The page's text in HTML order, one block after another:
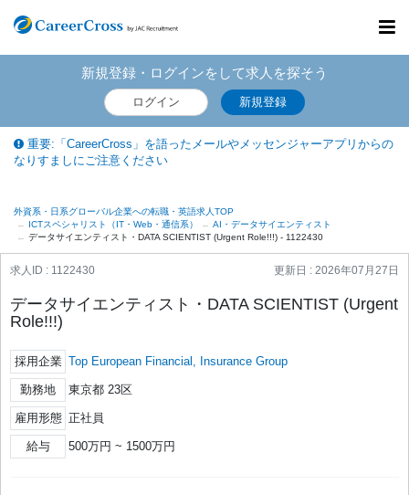
新規登録・ログインをして求人を探そう
ログイン 新規登録
重要:「CareerCross」を語ったメールやメッセンジャーアプリからの
なりすましにご注意ください
外資系・日系グローバル企業への転職・英語求人TOP
ICTスペシャリスト（IT・Web・通信系）
AI・データサイエンティスト
データサイエンティスト・DATA SCIENTIST (Urgent Role!!!) - 1122430
求人ID : 1122430 更新日 : 2026年07月27日
データサイエンティスト・DATA SCIENTIST (Urgent
Role!!!)
採用企業 Top European Financial, Insurance Group
勤務地 東京都 23区
雇用形態 正社員
給与 500万円 ~ 1500万円